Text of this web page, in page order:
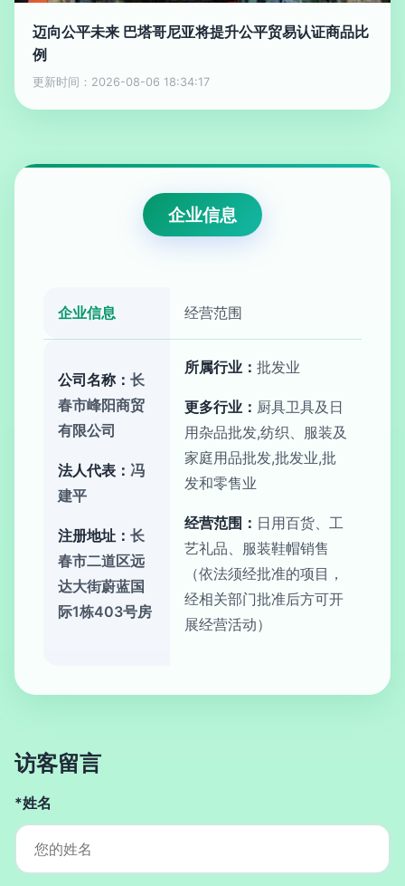
迈向公平未来 巴塔哥尼亚将提升公平贸易认证商品比
例
更新时间：2026-08-06 18:34:17
企业信息
企业信息 经营范围
公司名称： 长
春市峰阳商贸
有限公司
法人代表： 冯
建平
注册地址： 长
春市二道区远
达大街蔚蓝国
际1栋403号房
所属行业： 批发业
更多行业： 厨具卫具及日
用杂品批发,纺织、服装及
家庭用品批发,批发业,批
发和零售业
经营范围： 日用百货、工
艺礼品、服装鞋帽销售
（依法须经批准的项目，
经相关部门批准后方可开
展经营活动）
访客留言
*姓名